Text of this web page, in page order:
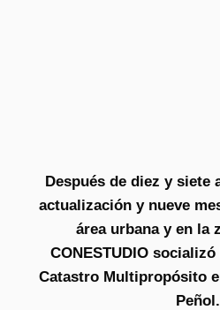
Después de diez y siete
actualización y nueve
área urbana y en la
CONESTUDIO
Catastro Multipropósito
Peñol.